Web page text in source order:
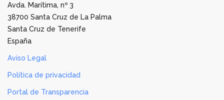
Avda. Marítima, nº 3
38700 Santa Cruz de La Palma
Santa Cruz de Tenerife
España
Aviso Legal
Política de privacidad
Portal de Transparencia